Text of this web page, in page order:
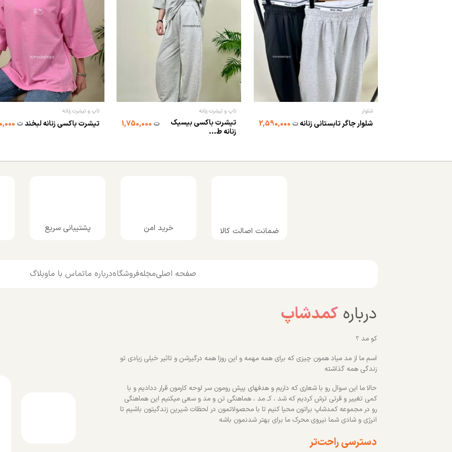
شلوار
شلوار جاگر تابستانی زنانهت
تاپ و تیشرت زنانه
تیشرت باکسی بیسیک
زنانه ط...
ت
تاپ و تیشرت زنانه
تیشرت باکسی زنانه لبخندت
ضمانت اصالت کالا خرید امن پشتیبانی سریع
صفحه اصلیمجلهفروشگاهدرباره ماتماس با ماوبلاگ
دربارهکمدشاپ
کو مد ؟
اسم ما از مد میاد همون چیزی که برای همه مهمه و این روزا همه درگیرشن و تاثیر خیلی زیادی تو
زندگی همه گذاشته
حالا ما این سوال رو با شعاری که داریم و هدفهای پیش رومون سر لوحه کارمون قرار ددادیم و با
کمی تغییر و قرتی ترش کردیم که شد ، کـ مد ، هماهنگی تن و مد و سعی میکنیم این هماهنگی
رو در مجموعه کمدشاپ براتون محیا کنیم تا با محصولاتمون در لحظات شیرین زندگیتون باشیم تا
انرژی و شادی شما نیروی محرک ما برای بهتر شدنمون باشه
دسترسی راحت‌تر